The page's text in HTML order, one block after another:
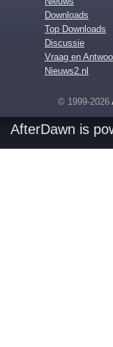
Downloads
Top Downloads
Discussie
Vraag en
Nieuws2.nl
© 1999-2026
AfterDawn is